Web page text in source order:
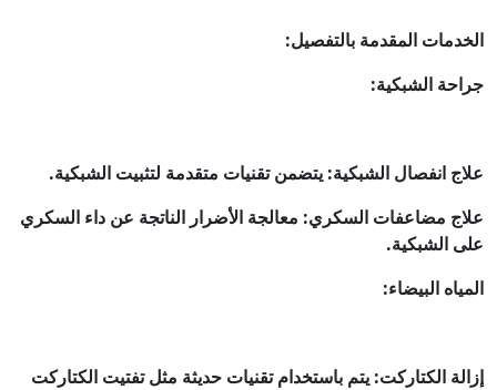
الخدمات المقدمة بالتفصيل:
جراحة الشبكية:
علاج انفصال الشبكية: يتضمن تقنيات متقدمة لتثبيت الشبكية.
علاج مضاعفات السكري: معالجة الأضرار الناتجة عن داء السكري
على الشبكية.
المياه البيضاء:
إزالة الكتاركت: يتم باستخدام تقنيات حديثة مثل تفتيت الكتاركت